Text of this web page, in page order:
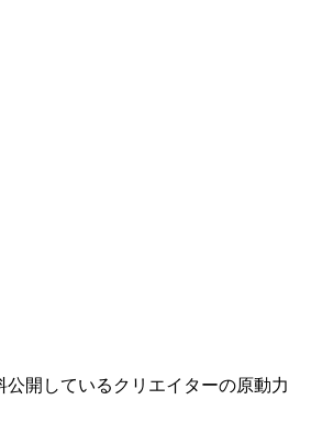
開しているクリエイターの原動力